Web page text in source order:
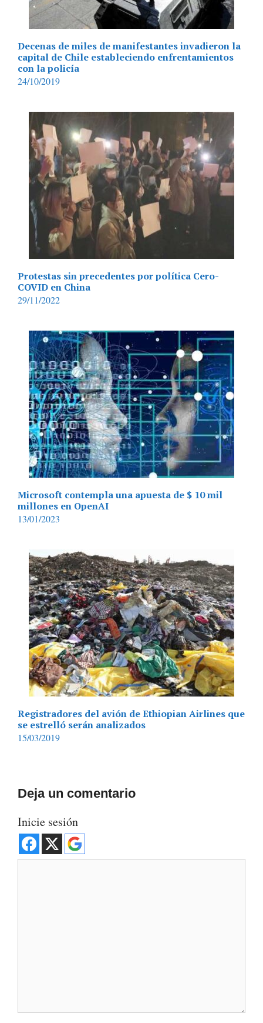
Decenas de miles de manifestantes invadieron la
capital de Chile estableciendo enfrentamientos
con la policía
24/10/2019
Protestas sin precedentes por política Cero-
COVID en China
29/11/2022
Microsoft contempla una apuesta de $ 10 mil
millones en OpenAI
13/01/2023
Registradores del avión de Ethiopian Airlines que
se estrelló serán analizados
15/03/2019
Deja un comentario
Inicie sesión